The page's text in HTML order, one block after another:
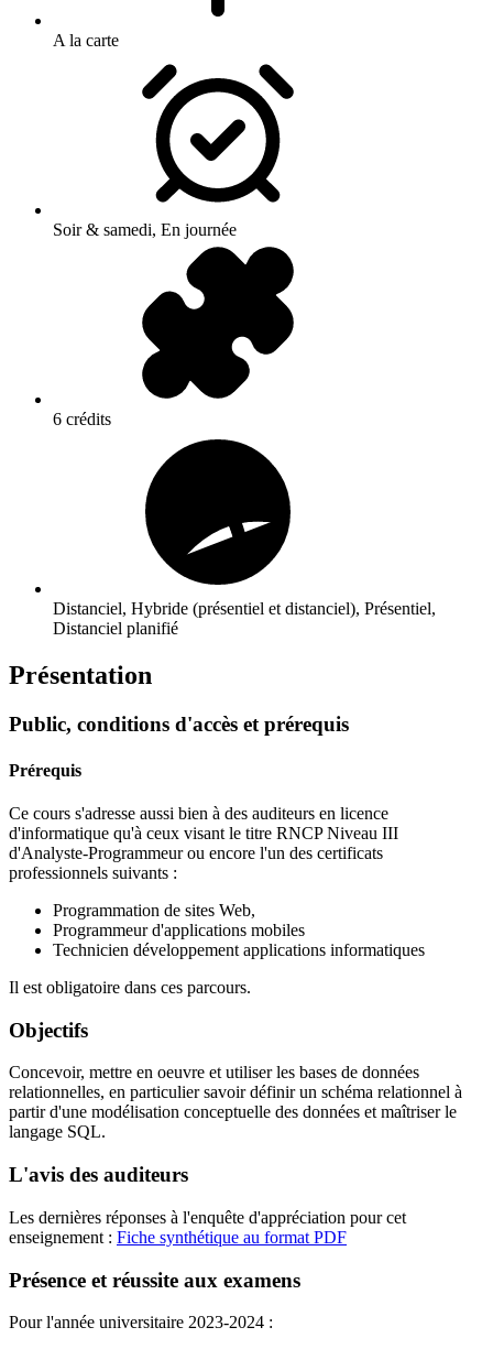
A la carte
Soir & samedi, En journée
6 crédits
Distanciel, Hybride (présentiel et distanciel), Présentiel,
Distanciel planifié
Présentation
Public, conditions d'accès et prérequis
Prérequis
Ce cours s'adresse aussi bien à des auditeurs en licence
d'informatique qu'à ceux visant le titre RNCP Niveau III
d'Analyste-Programmeur ou encore l'un des certificats
professionnels suivants :
Programmation de sites Web,
Programmeur d'applications mobiles
Technicien développement applications informatiques
Il est obligatoire dans ces parcours.
Objectifs
Concevoir, mettre en oeuvre et utiliser les bases de données
relationnelles, en particulier savoir définir un schéma relationnel à
partir d'une modélisation conceptuelle des données et maîtriser le
langage SQL.
L'avis des auditeurs
Les dernières réponses à l'enquête d'appréciation pour cet
enseignement : Fiche synthétique au format PDF
Présence et réussite aux examens
Pour l'année universitaire 2023-2024 :